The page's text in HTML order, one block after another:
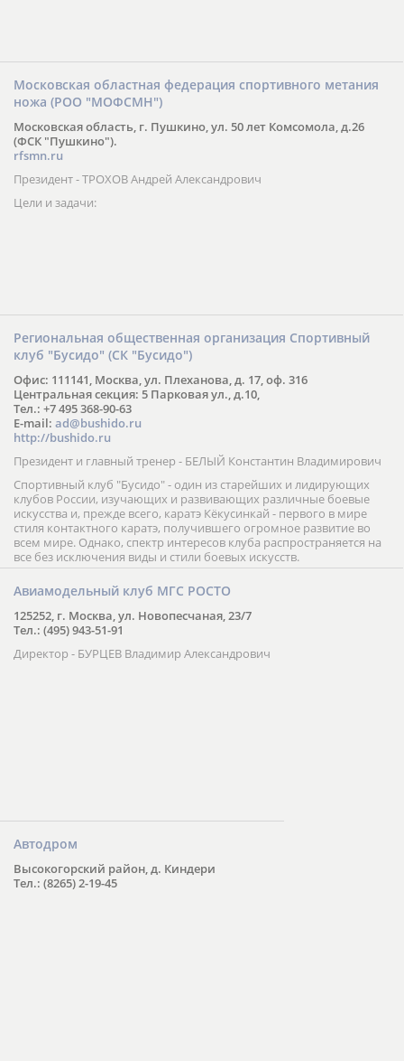
Московская областная федерация спортивного метания
ножа (РОО "МОФСМН")
Московская область, г. Пушкино, ул. 50 лет Комсомола, д.26
(ФСК "Пушкино").
rfsmn.ru
Президент - ТРОХОВ Андрей Александрович
Цели и задачи:
Региональная общественная организация Спортивный
клуб "Бусидо" (СК "Бусидо")
Офис: 111141, Москва, ул. Плеханова, д. 17, оф. 316
Центральная секция: 5 Парковая ул., д.10,
Тел.: +7 495 368-90-63
E-mail: ad@bushido.ru
http://bushido.ru
Президент и главный тренер - БЕЛЫЙ Константин Владимирович
Спортивный клуб "Бусидо" - один из старейших и лидирующих
клубов России, изучающих и развивающих различные боевые
искусства и, прежде всего, каратэ Кёкусинкай - первого в мире
стиля контактного каратэ, получившего огромное развитие во
всем мире. Однако, спектр интересов клуба распространяется на
все без исключения виды и стили боевых искусств.
Авиамодельный клуб МГС РОСТО
125252, г. Москва, ул. Новопесчаная, 23/7
Тел.: (495) 943-51-91
Директор - БУРЦЕВ Владимир Александрович
Автодром
Высокогорский район, д. Киндери
Тел.: (8265) 2-19-45